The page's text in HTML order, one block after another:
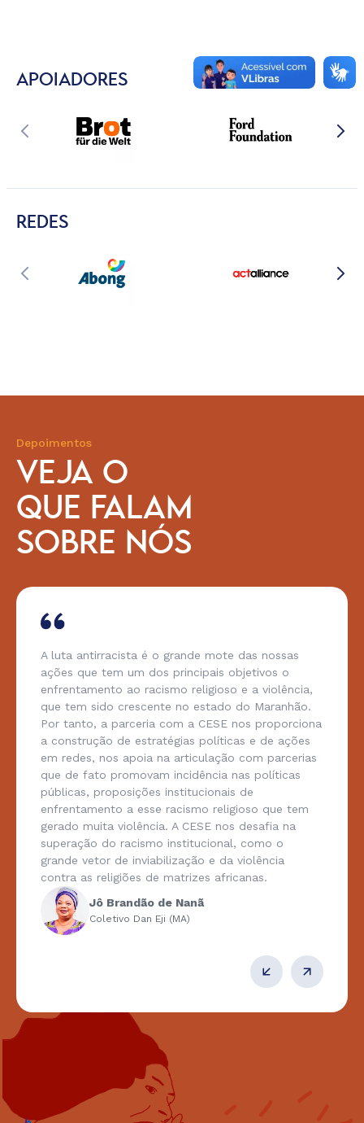
APOIADORES
REDES
Depoimentos
VEJA O
QUE FALAM
SOBRE NÓS
A luta antirracista é o grande mote das nossas
ações que tem um dos principais objetivos o
enfrentamento ao racismo religioso e a violência,
que tem sido crescente no estado do Maranhão.
Por tanto, a parceria com a CESE nos proporciona
a construção de estratégias políticas e de ações
em redes, nos apoia na articulação com parcerias
que de fato promovam incidência nas políticas
públicas, proposições institucionais de
enfrentamento a esse racismo religioso que tem
gerado muita violência. A CESE nos desafia na
superação do racismo institucional, como o
grande vetor de inviabilização e da violência
contra as religiões de matrizes africanas.
Jô Brandão de Nanã
Coletivo Dan Eji (MA)